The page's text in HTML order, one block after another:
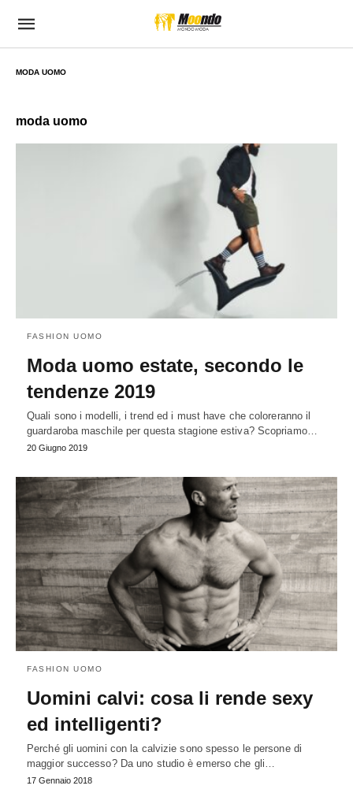
MODA UOMO
moda uomo
FASHION UOMO
Moda uomo estate, secondo le
tendenze 2019
Quali sono i modelli, i trend ed i must have che coloreranno il
guardaroba maschile per questa stagione estiva? Scopriamo…
20 Giugno 2019
FASHION UOMO
Uomini calvi: cosa li rende sexy
ed intelligenti?
Perché gli uomini con la calvizie sono spesso le persone di
maggior successo? Da uno studio è emerso che gli…
17 Gennaio 2018